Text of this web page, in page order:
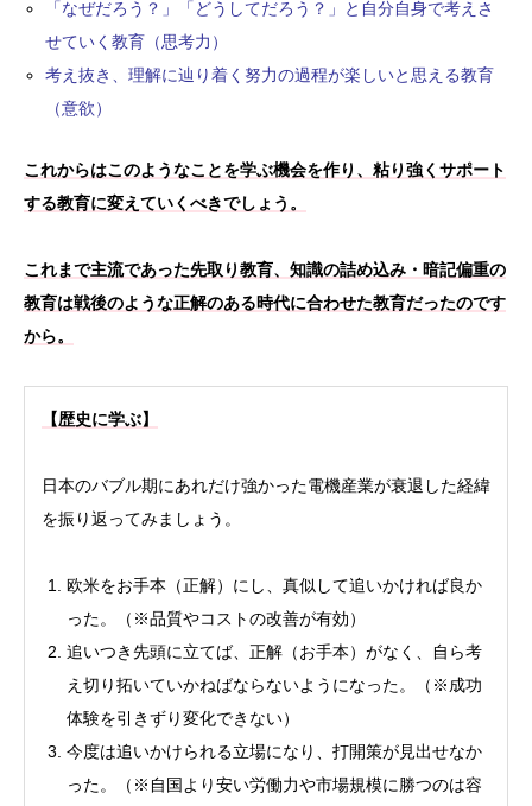
「なぜだろう？」「どうしてだろう？」と自分自身で考えさ
せていく教育（思考力）
考え抜き、理解に辿り着く努力の過程が楽しいと思える教育
（意欲）
これからはこのようなことを学ぶ機会を作り、粘り強くサポート
する教育に変えていくべきでしょう。
これまで主流であった先取り教育、知識の詰め込み・暗記偏重の
教育は戦後のような正解のある時代に合わせた教育だったのです
から。
【歴史に学ぶ】
日本のバブル期にあれだけ強かった電機産業が衰退した経緯
を振り返ってみましょう。
欧米をお手本（正解）にし、真似して追いかければ良か
った。（※品質やコストの改善が有効）
追いつき先頭に立てば、正解（お手本）がなく、自ら考
え切り拓いていかねばならないようになった。（※成功
体験を引きずり変化できない）
今度は追いかけられる立場になり、打開策が見出せなか
った。（※自国より安い労働力や市場規模に勝つのは容